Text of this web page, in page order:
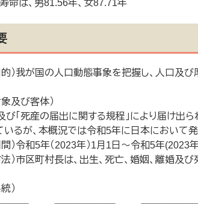
命は、男81.56年、女87.71年
的）我が国の人口動態事象を把握し、人口及
及び客体）
及び「死産の届出に関する規程」により届け出
いるが、本概況では令和5年に日本において
間）令和5年（2023年）1月1日〜令和5年(2023
法）市区町村長は、出生、死亡、婚姻、離婚
）